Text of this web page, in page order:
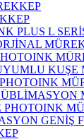
PLUS L
KUŞE
PHOTOINK
GENİŞ